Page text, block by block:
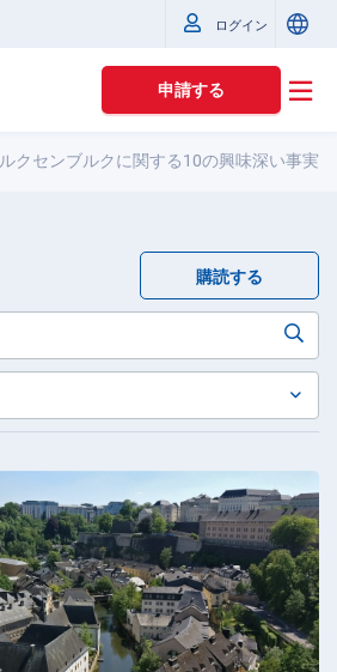
ログイン
申請する
ルクセンブルクに関する10の興味深い事実
購読する